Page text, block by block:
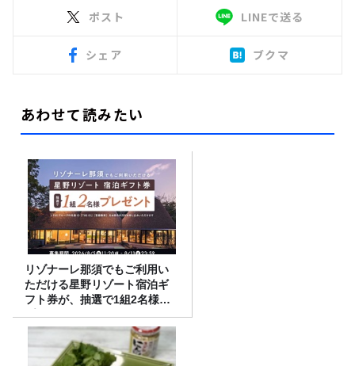
ポスト LINEで送る
シェア ブクマ
あわせて読みたい
リゾナーレ那須でもご利用い
ただける星野リゾート宿泊ギ
フト券が、抽選で1組2名様に
プレゼント！